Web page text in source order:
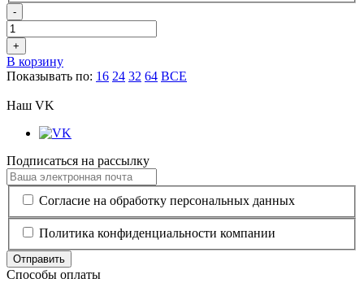
-
+
В корзину
Показывать по: 16 24 32 64 ВСЕ
Наш VK
Подписаться на рассылку
Согласие на обработку персональных данных
Политика конфиденциальности компании
Отправить
Способы оплаты